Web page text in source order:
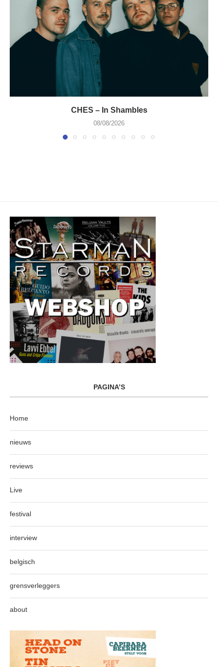
CHES – In Shambles
08/08/2026
PAGINA’S
Home
nieuws
reviews
Live
festival
interview
belgisch
grensverleggers
about